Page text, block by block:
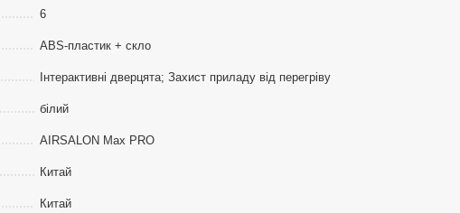
6
ABS-пластик + скло
Інтерактивні дверцята; Захист приладу від перегріву
білий
AIRSALON Max PRO
Китай
Китай